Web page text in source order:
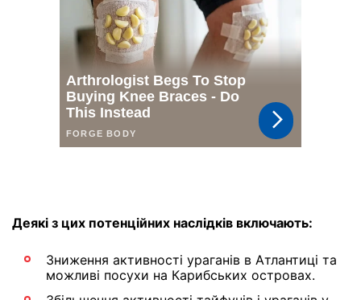
Деякі з цих потенційних наслідків включають:
Зниження активності ураганів в Атлантиці та
можливі посухи на Карибських островах.